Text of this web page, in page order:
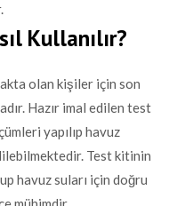
Kullanılır?
olan kişiler için son
Hazır imal edilen test
yapılıp havuz
Test kitinin
havuz suları için doğru